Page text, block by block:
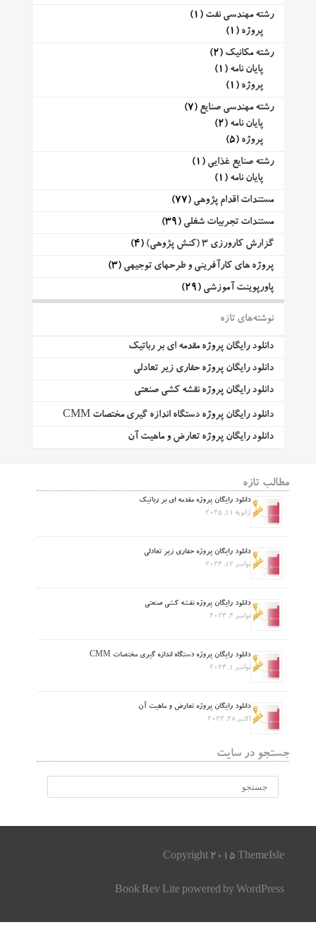
رشته مهندسی نفت (1)
پروژه (1)
رشته مکانیک (2)
پایان نامه (1)
پروژه (1)
رشته مهندسی صنایع (7)
پایان نامه (2)
پروژه (5)
رشته صنایع غذایی (1)
پایان نامه (1)
مستندات اقدام پژوهی (77)
مستندات تجربیات شغلی (39)
گزارش کارورزی 3 (کنش پژوهی)
(4)
پروژه های کارآفرینی و طرحهای توجیهی (3)
پاورپوینت آموزشی (29)
نوشته‌های تازه
دانلود رایگان پروژه مقدمه ای بر رباتیک
دانلود رایگان پروژه حفاری زیر تعادلی
دانلود رایگان پروژه نقشه کشی صنعتی
دانلود رایگان پروژه دستگاه اندازه گیری مختصات CMM
دانلود رایگان پروژه تعارض و ماهیت آن
مطالب تازه
دانلود رایگان پروژه مقدمه ای بر رباتیک
ژانویه 11, 2025
دانلود رایگان پروژه حفاری زیر تعادلی
نوامبر 12, 2024
دانلود رایگان پروژه نقشه کشی صنعتی
نوامبر 4, 2024
دانلود رایگان پروژه دستگاه اندازه گیری مختصات CMM
نوامبر 1, 2024
دانلود رایگان پروژه تعارض و ماهیت آن
اکتبر 28, 2024
جستجو در سایت
Copyright 2015 ThemeIsle
Book Rev Lite powered by WordPress